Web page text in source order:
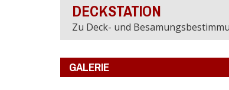
DECKSTATION
Zu Deck- und
GALERIE